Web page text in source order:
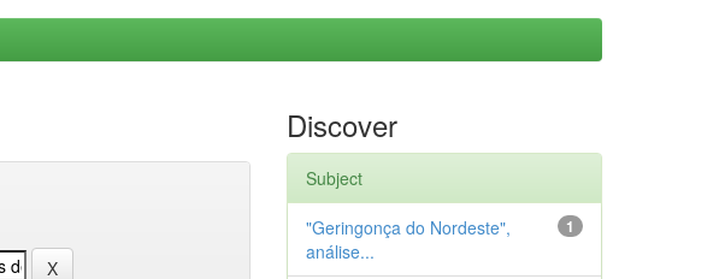
Discover
Subject
1
"Geringonça do Nordeste",
análise...